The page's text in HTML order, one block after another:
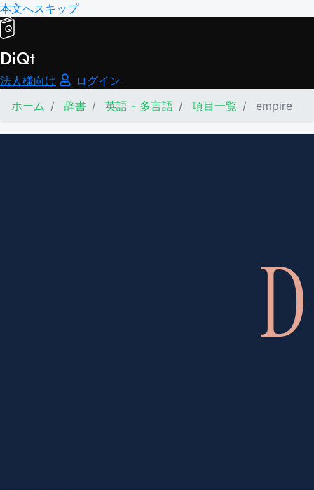
本文へスキップ
DiQt
法人様向け
ログイン
ホーム
辞書 英語 - 多言語 項目一覧 empire